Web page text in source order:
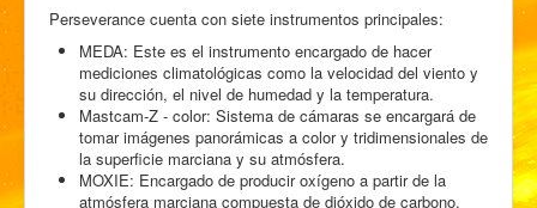
Perseverance cuenta con siete instrumentos principales:
MEDA: Este es el instrumento encargado de hacer
mediciones climatológicas como la velocidad del viento y
su dirección, el nivel de humedad y la temperatura.
Mastcam-Z - color: Sistema de cámaras se encargará de
tomar imágenes panorámicas a color y tridimensionales de
la superficie marciana y su atmósfera.
MOXIE: Encargado de producir oxígeno a partir de la
atmósfera marciana compuesta de dióxido de carbono.